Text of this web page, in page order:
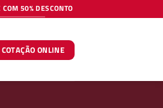
50% DESCONTO
COTAÇÃO ONLINE